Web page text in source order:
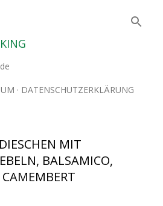
DATENSCHUTZERKLÄRUNG
MIT
BALSAMICO,